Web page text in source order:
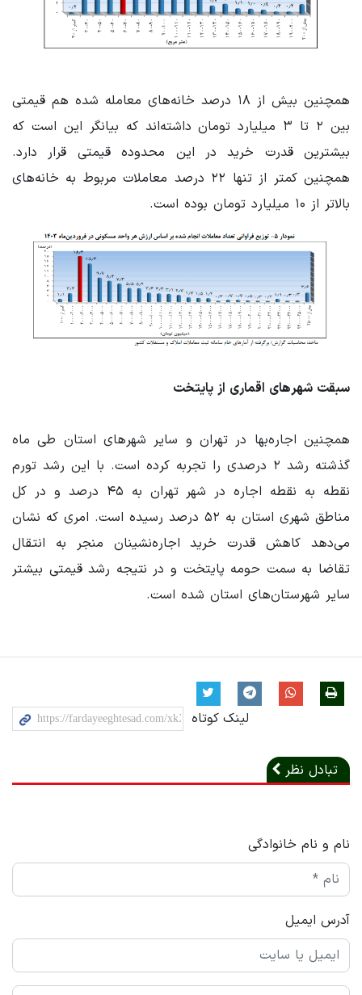
همچنین بیش از ۱۸ درصد خانه‌های معامله شده هم قیمتی
بین ۲ تا ۳ میلیارد تومان داشته‌اند که بیانگر این است که
بیشترین قدرت خرید در این محدوده قیمتی قرار دارد.
همچنین کمتر از تنها ۲۲ درصد معاملات مربوط به خانه‌های
بالاتر از ۱۰ میلیارد تومان بوده است.
سبقت شهرهای اقماری از پایتخت
همچنین اجاره‌بها در تهران و سایر شهرهای استان طی ماه
گذشته رشد ۲ درصدی را تجربه کرده است. با این رشد تورم
نقطه به نقطه اجاره در شهر تهران به ۴۵ درصد و در کل
مناطق شهری استان به ۵۲ درصد رسیده است. امری که نشان
می‌دهد کاهش قدرت خرید اجاره‌نشینان منجر به انتقال
تقاضا به سمت حومه پایتخت و در نتیجه رشد قیمتی بیشتر
سایر شهرستان‌های استان شده است.
لینک کوتاه
تبادل نظر
نام و نام خانوادگی
آدرس ایمیل